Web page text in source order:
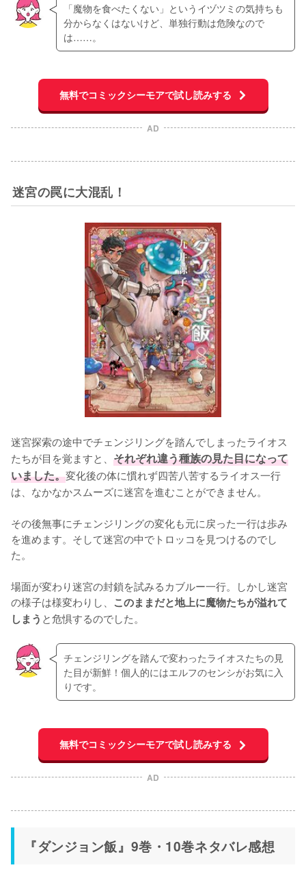
「魔物を食べたくない」というイヅツミの気持ちも
分からなくはないけど、単独行動は危険なので
は……。
無料でコミックシーモアで試し読みする
AD
迷宮の罠に大混乱！
迷宮探索の途中でチェンジリングを踏んでしまったライオス
たちが目を覚ますと、 それぞれ違う種族の見た目になって
いました。変化後の体に慣れず四苦八苦するライオス一行
は、なかなかスムーズに迷宮を進むことができません。
その後無事にチェンジリングの変化も元に戻った一行は歩み
を進めます。そして迷宮の中でトロッコを見つけるのでし
た。
場面が変わり迷宮の封鎖を試みるカブルー一行。しかし迷宮
の様子は様変わりし、 このままだと地上に魔物たちが溢れて
しまう と危惧するのでした。
チェンジリングを踏んで変わったライオスたちの見
た目が新鮮！個人的にはエルフのセンシがお気に入
りです。
無料でコミックシーモアで試し読みする
AD
『ダンジョン飯』9巻・10巻ネタバレ感想